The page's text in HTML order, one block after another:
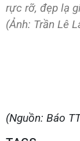
rực rỡ, đẹp lạ
(Ảnh: Trần Lê
(Nguồn: Báo